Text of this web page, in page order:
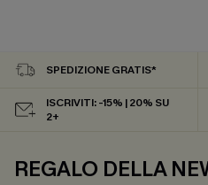
SPEDIZIONE GRATIS*
ISCRIVITI: -15% | 20% SU
2+
REGALO DELLA